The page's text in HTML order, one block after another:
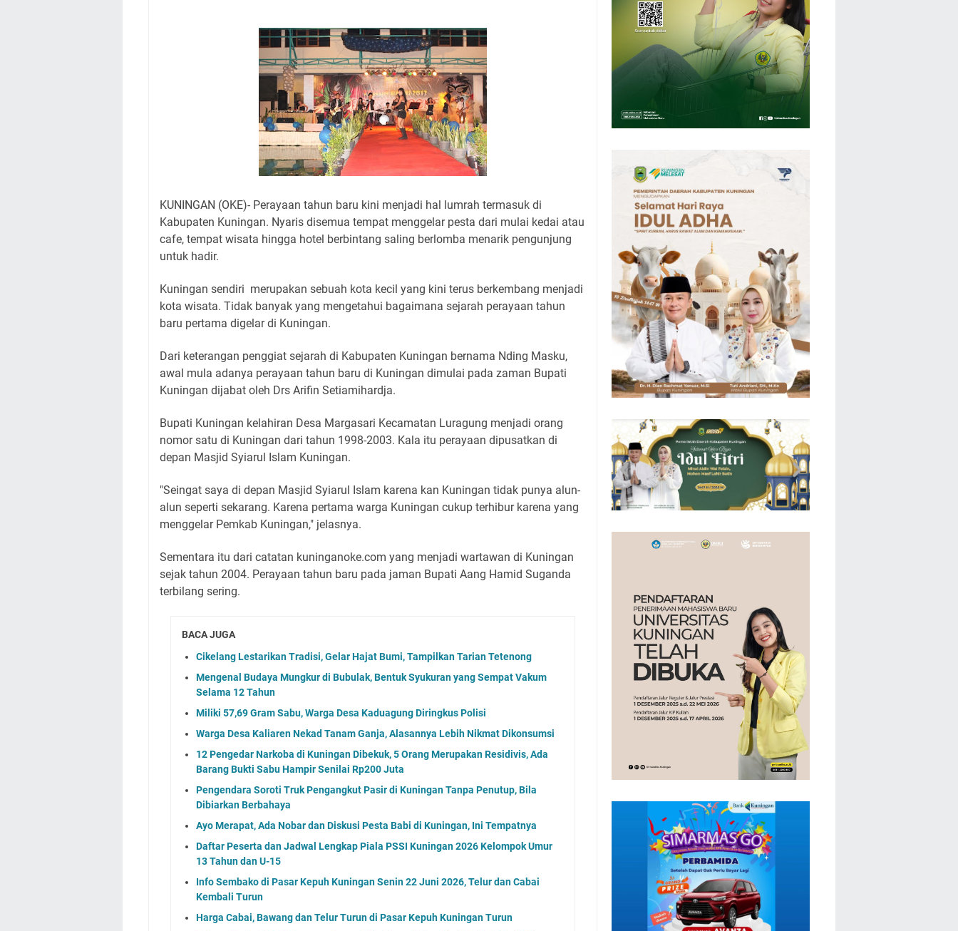
Jumat 7 Agustus 2026 Mobil SIM Keliling Ada di Kecamatan Sindangagung
Embun Pagi Jumat 8 Agustus 2026: Jika Keberkahan Dicabut Dari Hidupmu, Kamu Akan
Tetap Berjalan Kelaparan Meskipun Memiliki Sekarung Penuh Uang
Salat Lima Waktu itu Bukan Cuma Kewajiban, Tapi juga Tempat Beristirahat yang Paling
Menenangkan, Ini Jadwal Salat Wilayah Kuningan Jumat 7 Agustus 2026
Nobar Final Piala Presiden 2026 Bersama Kebo Bule Sangat Seru
KUNINGAN (OKE)- Perayaan tahun baru kini menjadi hal lumrah termasuk di
Kabupaten Kuningan. Nyaris disemua tempat menggelar pesta dari mulai kedai atau
cafe, tempat wisata hingga hotel berbintang saling berlomba menarik pengunjung
untuk hadir.
Kuningan sendiri merupakan sebuah kota kecil yang kini terus berkembang menjadi
kota wisata. Tidak banyak yang mengetahui bagaimana sejarah perayaan tahun
baru pertama digelar di Kuningan.
Dari keterangan penggiat sejarah di Kabupaten Kuningan bernama Nding Masku,
awal mula adanya perayaan tahun baru di Kuningan dimulai pada zaman Bupati
Kuningan dijabat oleh Drs Arifin Setiamihardja.
Bupati Kuningan kelahiran Desa Margasari Kecamatan Luragung menjadi orang
nomor satu di Kuningan dari tahun 1998-2003. Kala itu perayaan dipusatkan di
depan Masjid Syiarul Islam Kuningan.
"Seingat saya di depan Masjid Syiarul Islam karena kan Kuningan tidak punya alun-
alun seperti sekarang. Karena pertama warga Kuningan cukup terhibur karena yang
menggelar Pemkab Kuningan," jelasnya.
Sementara itu dari catatan kuninganoke.com yang menjadi wartawan di Kuningan
sejak tahun 2004. Perayaan tahun baru pada jaman Bupati Aang Hamid Suganda
terbilang sering.
BACA JUGA
Cikelang Lestarikan Tradisi, Gelar Hajat Bumi, Tampilkan Tarian Tetenong
Mengenal Budaya Mungkur di Bubulak, Bentuk Syukuran yang Sempat Vakum
Selama 12 Tahun
Miliki 57,69 Gram Sabu, Warga Desa Kaduagung Diringkus Polisi
Warga Desa Kaliaren Nekad Tanam Ganja, Alasannya Lebih Nikmat Dikonsumsi
12 Pengedar Narkoba di Kuningan Dibekuk, 5 Orang Merupakan Residivis, Ada
Barang Bukti Sabu Hampir Senilai Rp200 Juta
Pengendara Soroti Truk Pengangkut Pasir di Kuningan Tanpa Penutup, Bila
Dibiarkan Berbahaya
Ayo Merapat, Ada Nobar dan Diskusi Pesta Babi di Kuningan, Ini Tempatnya
Daftar Peserta dan Jadwal Lengkap Piala PSSI Kuningan 2026 Kelompok Umur
13 Tahun dan U-15
Info Sembako di Pasar Kepuh Kuningan Senin 22 Juni 2026, Telur dan Cabai
Kembali Turun
Harga Cabai, Bawang dan Telur Turun di Pasar Kepuh Kuningan Turun